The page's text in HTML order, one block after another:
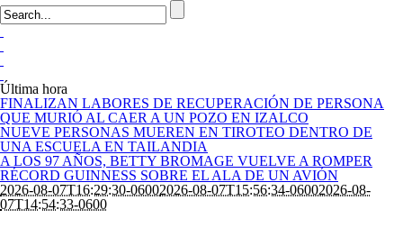
Última hora
FINALIZAN LABORES DE RECUPERACIÓN DE PERSONA
QUE MURIÓ AL CAER A UN POZO EN IZALCO
NUEVE PERSONAS MUEREN EN TIROTEO DENTRO DE
UNA ESCUELA EN TAILANDIA
A LOS 97 AÑOS, BETTY BROMAGE VUELVE A ROMPER
RÉCORD GUINNESS SOBRE EL ALA DE UN AVIÓN
2026-08-07T16:29:30-06002026-08-07T15:56:34-06002026-08-
07T14:54:33-0600